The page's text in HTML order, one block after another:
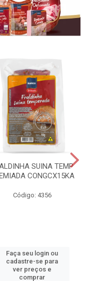
SUINA TEMP
CONGCX15KA
Código: 4356
Faça seu login ou
cadastre-se para
ver preços e
comprar